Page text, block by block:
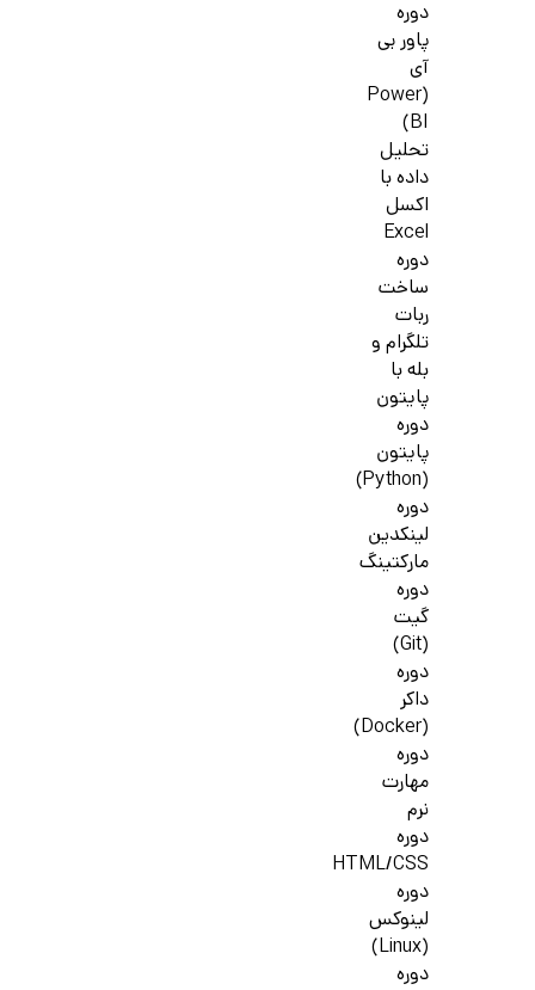
دوره
پاور بی
آی
(Power
BI)
تحلیل
داده با
اکسل
Excel
دوره
ساخت
ربات
تلگرام و
بله با
پایتون
دوره
پایتون
(Python)
دوره
لینکدین
مارکتینگ
دوره
گیت
(Git)
دوره
داکر
(Docker)
دوره
مهارت
نرم
دوره
HTML/CSS
دوره
لینوکس
(Linux)
دوره